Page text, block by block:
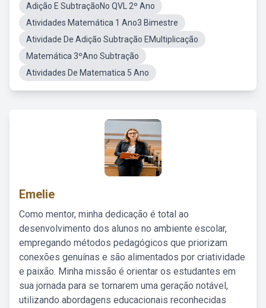
Adição E SubtraçãoNo QVL 2º Ano
Atividades Matemática 1 Ano3 Bimestre
Atividade De Adição Subtração EMultiplicação
Matemática 3ºAno Subtração
Atividades De Matematica 5 Ano
Emelie
Como mentor, minha dedicação é total ao
desenvolvimento dos alunos no ambiente escolar,
empregando métodos pedagógicos que priorizam
conexões genuínas e são alimentados por criatividade
e paixão. Minha missão é orientar os estudantes em
sua jornada para se tornarem uma geração notável,
utilizando abordagens educacionais reconhecidas